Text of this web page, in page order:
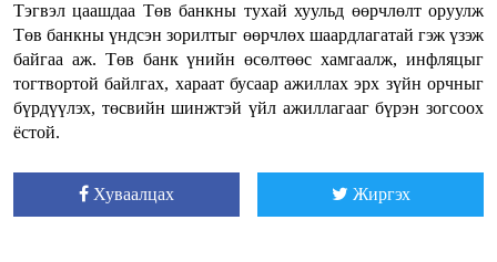
Тэгвэл цаашдаа Төв банкны тухай хуульд өөрчлөлт оруулж
Төв банкны үндсэн зорилтыг өөрчлөх шаардлагатай гэж үзэж
байгаа аж. Төв банк үнийн өсөлтөөс хамгаалж, инфляцыг
тогтвортой байлгах, хараат бусаар ажиллах эрх зүйн орчныг
бүрдүүлэх, төсвийн шинжтэй үйл ажиллагааг бүрэн зогсоох
ёстой.
Хуваалцах Жиргэх